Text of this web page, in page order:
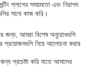
প্লাগের সময়মতো এবং নিরাপদ
সাথে কাজ করি।
জন্য, আমরা বিশেষ অনুরোধগুলি
নিয়ে আলোচনা করার
প্রচেষ্টা করি যাতে আমাদের